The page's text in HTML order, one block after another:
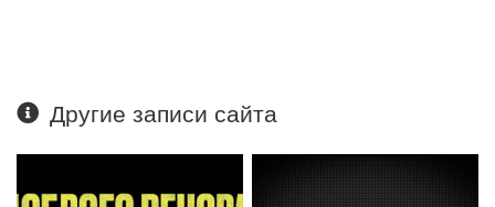
Другие записи сайта